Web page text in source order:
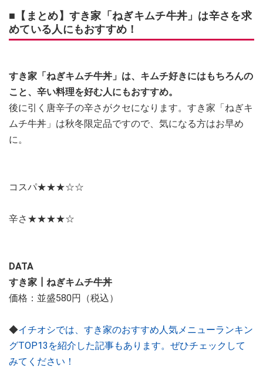
■【まとめ】すき家「ねぎキムチ牛丼」は辛さを求
めている人にもおすすめ！
すき家「ねぎキムチ牛丼」は、キムチ好きにはもちろんの
こと、辛い料理を好む人にもおすすめ。
後に引く唐辛子の辛さがクセになります。すき家「ねぎキ
ムチ牛丼」は秋冬限定品ですので、気になる方はお早め
に。
コスパ★★★☆☆
辛さ★★★★☆
DATA
すき家┃ねぎキムチ牛丼
価格：並盛580円（税込）
◆イチオシでは、すき家のおすすめ人気メニューランキン
グTOP13を紹介した記事もあります。ぜひチェックして
みてください！